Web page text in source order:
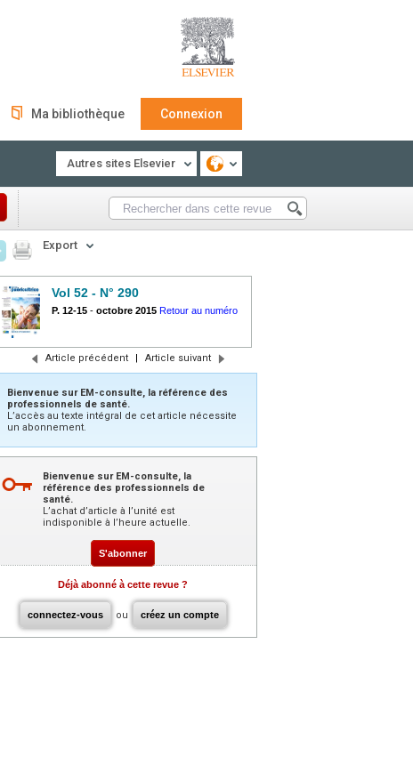
Ma bibliothèque Connexion
Autres sites Elsevier
Export
Vol 52 - N° 290
P. 12-15 - octobre 2015 Retour au numéro
Article précédent | Article suivant
Bienvenue sur EM-consulte, la référence des
professionnels de santé.
L’accès au texte intégral de cet article nécessite
un abonnement.
Bienvenue sur EM-consulte, la
référence des professionnels de
santé.
L’achat d’article à l’unité est
indisponible à l’heure actuelle.
S'abonner
Déjà abonné à cette revue ?
connectez-vous ou créez un compte